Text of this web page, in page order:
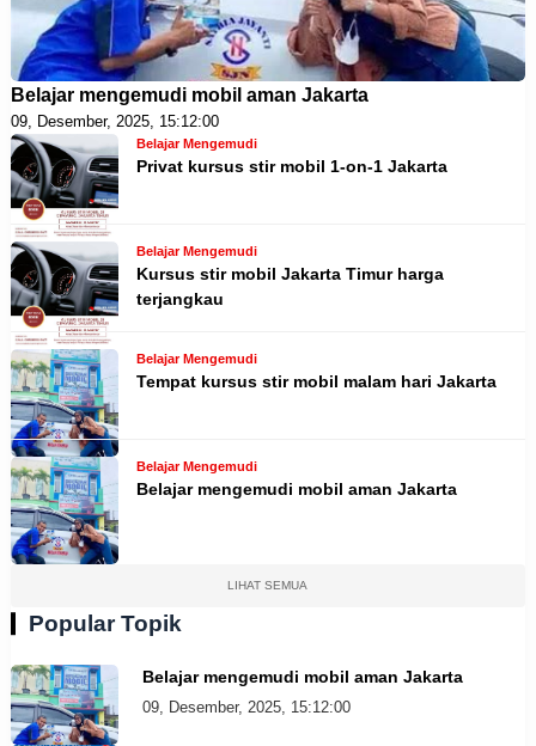
Belajar mengemudi mobil aman Jakarta
09, Desember, 2025, 15:12:00
Belajar Mengemudi
Privat kursus stir mobil 1-on-1 Jakarta
Belajar Mengemudi
Kursus stir mobil Jakarta Timur harga
terjangkau
Belajar Mengemudi
Tempat kursus stir mobil malam hari Jakarta
Belajar Mengemudi
Belajar mengemudi mobil aman Jakarta
LIHAT SEMUA
Popular Topik
Belajar mengemudi mobil aman Jakarta
09, Desember, 2025, 15:12:00